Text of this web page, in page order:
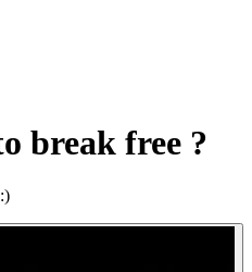
break free ?